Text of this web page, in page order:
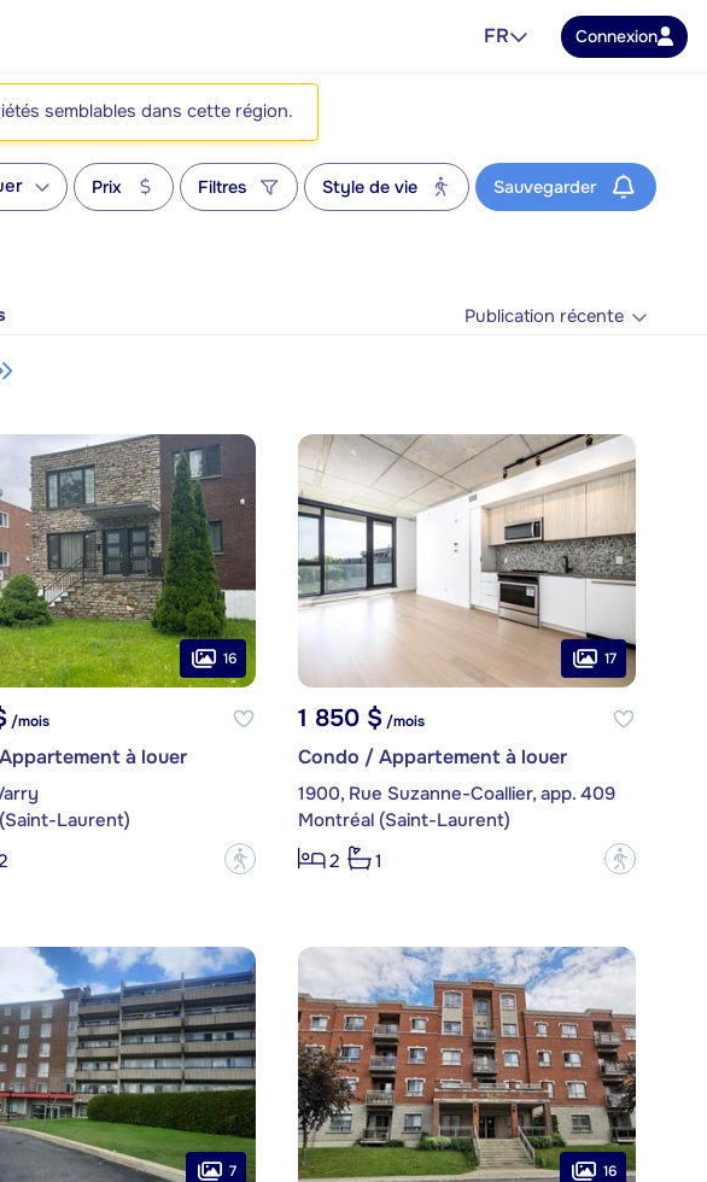
FR Connexion
semblables dans cette région.
Prix Filtres Style de vie Sauvegarder
Publication récente
16
/mois
à louer
Laurent)
?
17
1 850 $/mois
Condo / Appartement à louer
1900, Rue Suzanne-Coallier, app. 409
Montréal (Saint-Laurent)
2
1 ?
7 16